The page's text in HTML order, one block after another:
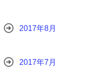
2017年8月
2017年7月